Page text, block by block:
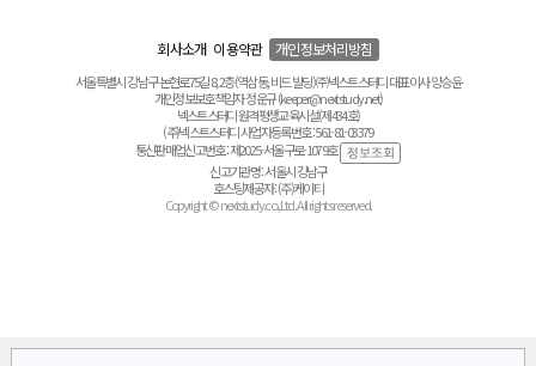
회사소개 이용약관 개인정보처리방침
서울특별시 강남구 논현로75길 8, 2층(역삼동, 비드 빌딩) ㈜넥스트스터디 대표이사 양승윤
개인정보보호책임자 정운규 (keeper@nextstudy.net)
넥스트스터디 원격평생교육시설(제434호)
(주)넥스트스터디 사업자등록번호 : 561-81-03379
통신판매업신고번호 : 제2025-서울구로-1079호
신고기관명 : 서울시 강남구
호스팅제공자 : (주)케이티
Copyright © nextstudy.co.,Ltd. All rights reserved.